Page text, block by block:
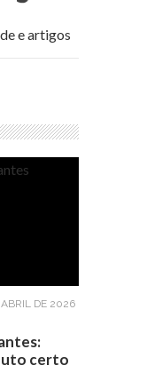
e artigos
ABRIL DE 2026
certo